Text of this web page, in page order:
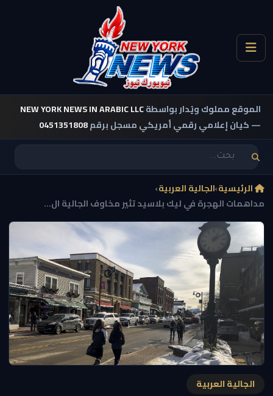
الموقع مملوك ويُدار بواسطةNEW YORK NEWS IN ARABIC LLC
— كيان إعلامي رقمي أمريكي مسجل برقم0451351808
الرئيسية›الجالية العربية›
مداهمات الهجرة في ليك بلاسيد تثير مخاوف الجالية ال...
الجالية العربية